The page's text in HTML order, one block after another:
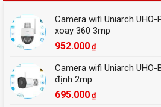
Camera wifi Uniarch
xoay 360 3mp
952.000 ₫
Camera wifi Uniarch
định 2mp
695.000 ₫